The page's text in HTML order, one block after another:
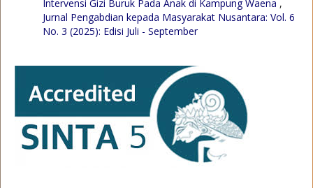
Intervensi Gizi Buruk Pada Anak di Kampung Waena ,
Jurnal Pengabdian kepada Masyarakat Nusantara: Vol. 6
No. 3 (2025): Edisi Juli - September